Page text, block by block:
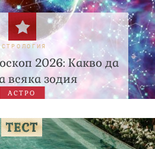
2026: Какво да
всяка зодия
АСТРО